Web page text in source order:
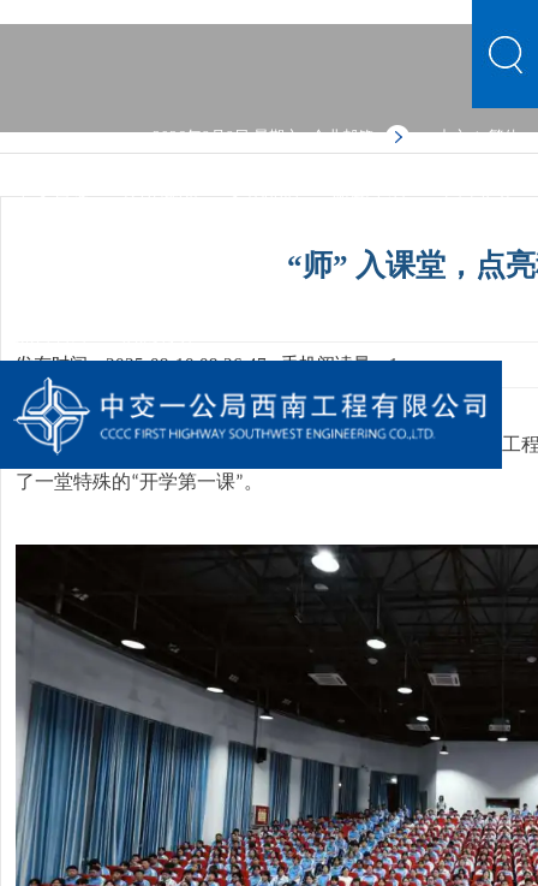
2026年8月8日 星期六企业邮箱 中文 | 繁体
中文首页 公司概况 文化品牌 新闻中心 主营业务
“师” 入课堂，点
发布时间：2025-09-10 09:26:47手机阅读量：1
近日，内江项目群到内江市威远县凤翔中学开展
万名工
了一堂特殊的“开学第一课”。